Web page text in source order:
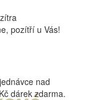
pozítří u Vás!
nad
dárek zdarma.